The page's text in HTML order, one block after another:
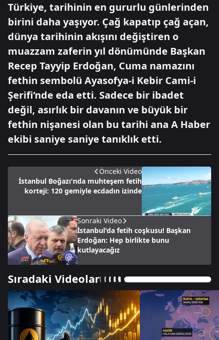
Türkiye, tarihinin en gururlu günlerinden
birini daha yaşıyor. Çağ kapatıp çağ açan,
dünya tarihinin akışını değiştiren o
muazzam zaferin yıl dönümünde Başkan
Recep Tayyip Erdoğan, Cuma namazını
fethin sembolü Ayasofya-i Kebir Cami-i
Şerifi’nde eda etti. Sadece bir ibadet
değil, asırlık bir davanın ve büyük bir
fethin nişanesi olan bu tarihi ana A Haber
ekibi saniye saniye tanıklık etti.
Önceki Video
İstanbul Boğazı'nda muhteşem fetih
korteji: 120 gemiyle ecdadın izinde
Sonraki Video
İstanbul'da fetih coşkusu! Başkan
Erdoğan: Hep birlikte bunu
kutlayacağız
Sıradaki Videolar